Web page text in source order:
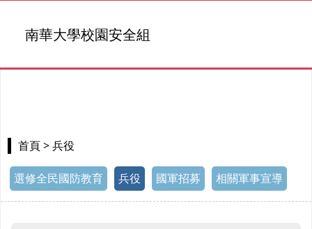
首頁 > 兵役
選修全民國防教育 兵役 國軍招募 相關軍事宣導
南華大學校園安全組